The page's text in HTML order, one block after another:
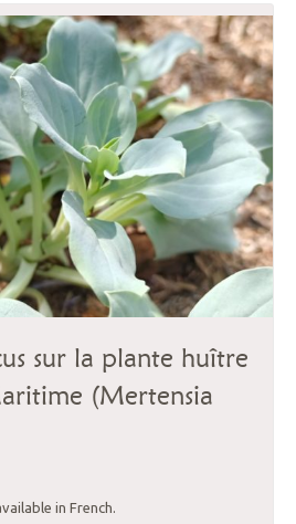
sur la plante huître
(Mertensia
in French.